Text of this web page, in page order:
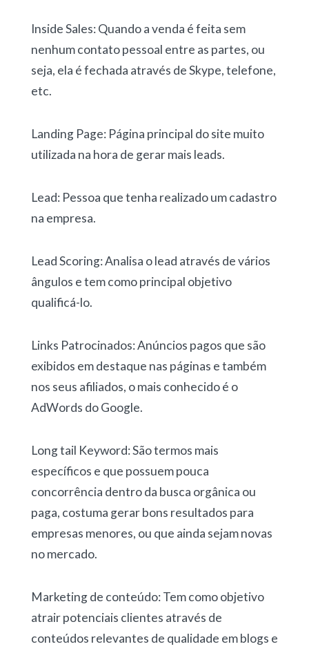
Inside Sales: Quando a venda é feita sem
nenhum contato pessoal entre as partes, ou
seja, ela é fechada através de Skype, telefone,
etc.
Landing Page: Página principal do site muito
utilizada na hora de gerar mais leads.
Lead: Pessoa que tenha realizado um cadastro
na empresa.
Lead Scoring: Analisa o lead através de vários
ângulos e tem como principal objetivo
qualificá-lo.
Links Patrocinados: Anúncios pagos que são
exibidos em destaque nas páginas e também
nos seus afiliados, o mais conhecido é o
AdWords do Google.
Long tail Keyword: São termos mais
específicos e que possuem pouca
concorrência dentro da busca orgânica ou
paga, costuma gerar bons resultados para
empresas menores, ou que ainda sejam novas
no mercado.
Marketing de conteúdo: Tem como objetivo
atrair potenciais clientes através de
conteúdos relevantes de qualidade em blogs e